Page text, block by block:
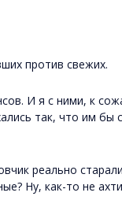
против свежих.
И я с ними, к
так, что им бы
реально
Ну, как-то не